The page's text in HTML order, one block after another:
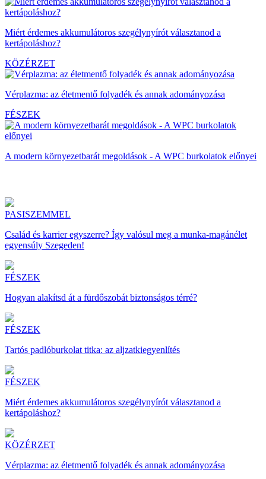
Miért érdemes akkumulátoros szegélynyírót választanod a
kertápoláshoz?
KÖZÉRZET
Vérplazma: az életmentő folyadék és annak adományozása
FÉSZEK
A modern környezetbarát megoldások - A WPC burkolatok előnyei
PASISZEMMEL
Család és karrier egyszerre? Így valósul meg a munka-magánélet
egyensúly Szegeden!
FÉSZEK
Hogyan alakítsd át a fürdőszobát biztonságos térré?
FÉSZEK
Tartós padlóburkolat titka: az aljzatkiegyenlítés
FÉSZEK
Miért érdemes akkumulátoros szegélynyírót választanod a
kertápoláshoz?
KÖZÉRZET
Vérplazma: az életmentő folyadék és annak adományozása